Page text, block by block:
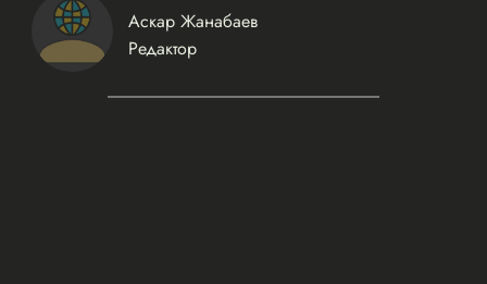
Аскар Жанабаев
Редактор